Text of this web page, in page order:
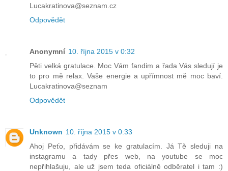
Lucakratinova@seznam.cz
Odpovědět
Anonymní 10. října 2015 v 0:32
Pěti velká gratulace. Moc Vám fandim a řada Vás sledují je
to pro mě relax. Vaše energie a upřímnost mě moc baví.
Lucakratinova@seznam
Odpovědět
Unknown 10. října 2015 v 0:33
Ahoj Peťo, přidávám se ke gratulacím. Já Tě sleduji na
instagramu a tady přes web, na youtube se moc
nepřihlašuju, ale už jsem teda oficiálně odběratel i tam :)